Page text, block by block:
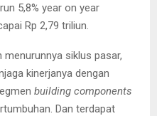
5,8% year on year
Rp 2,79 triliun.
menurunnya siklus pasar,
kinerjanya dengan
building components
Dan terdapat